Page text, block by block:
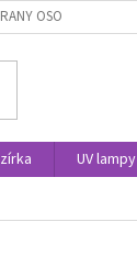
OSOBNÍCH ÚDAJŮ
UV lampy